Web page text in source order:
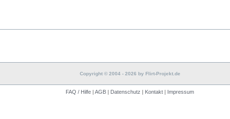
Copyright © 2004 - 2026 by Flirt-Projekt.de
FAQ / Hilfe | AGB | Datenschutz | Kontakt | Impressum